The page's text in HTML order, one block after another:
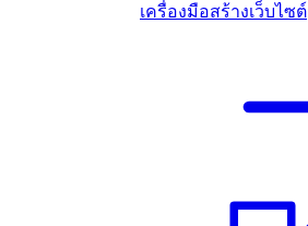
เครื่องมือสร้างเว็บไซต์